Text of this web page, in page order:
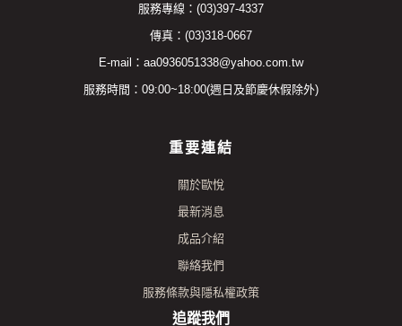
服務專線：(03)397-4337
傳真：(03)318-0667
E-mail：aa0936051338@yahoo.com.tw
服務時間：09:00~18:00(週日及節慶休假除外)
重要連結
關於歐悅
最新消息
成品介紹
聯絡我們
服務條款與隱私權政策
追蹤我們